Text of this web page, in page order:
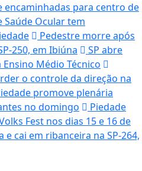
encaminhadas para centro de
Saúde Ocular tem
Pedestre morre após
250, em Ibiúna
SP abre
Médio Técnico
o controle da direção na
promove plenária
no domingo
Piedade
Fest nos dias 15 e 16 de
e cai em ribanceira na SP-264,